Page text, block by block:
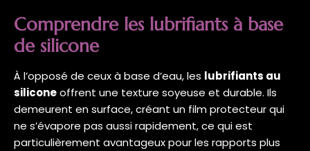
Comprendre les lubrifiants à base
de silicone
À l’opposé de ceux à base d’eau, les lubrifiants au
siliconeoffrent une texture soyeuse et durable. Ils
demeurent en surface, créant un film protecteur qui
ne s’évapore pas aussi rapidement, ce qui est
particulièrement avantageux pour les rapports plus